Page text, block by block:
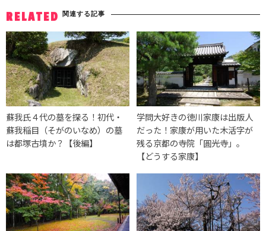
RELATED 関連する記事
蘇我氏４代の墓を探る！初代・
蘇我稲目（そがのいなめ）の墓
は都塚古墳か？【後編】
学問大好きの徳川家康は出版人
だった！家康が用いた木活字が
残る京都の寺院「圓光寺」。
【どうする家康】